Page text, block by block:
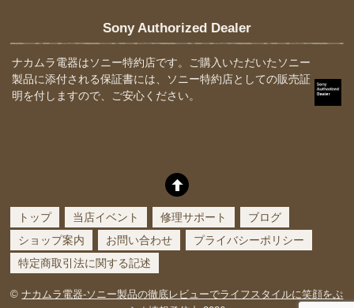
Sony Authorized Dealer
ナカムラ電器はソニー特約店です。ご購入いただいたソニー
製品に添付される保証書には、ソニー特約店としての販売証
明を付しますので、ご安心ください。
トップ 当店イベント 修理サポート
ブログ
ショップ案内
お問い合わせ
プライバシーポリシー
特定商取引法に関する記述
©ナカムラ電器-ソニー製品の徹底レビューでライフスタイルに笑顔をぷ